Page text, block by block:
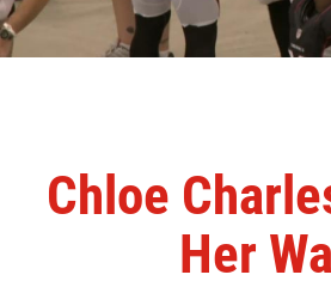
Chloe
Her